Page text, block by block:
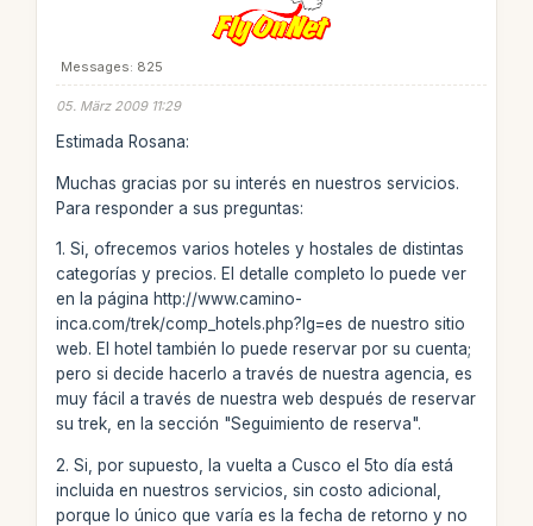
Messages: 825
05. März 2009 11:29
Estimada Rosana:
Muchas gracias por su interés en nuestros servicios.
Para responder a sus preguntas:
1. Si, ofrecemos varios hoteles y hostales de distintas
categorías y precios. El detalle completo lo puede ver
en la página http://www.camino-
inca.com/trek/comp_hotels.php?lg=es de nuestro sitio
web. El hotel también lo puede reservar por su cuenta;
pero si decide hacerlo a través de nuestra agencia, es
muy fácil a través de nuestra web después de reservar
su trek, en la sección "Seguimiento de reserva".
2. Si, por supuesto, la vuelta a Cusco el 5to día está
incluida en nuestros servicios, sin costo adicional,
porque lo único que varía es la fecha de retorno y no